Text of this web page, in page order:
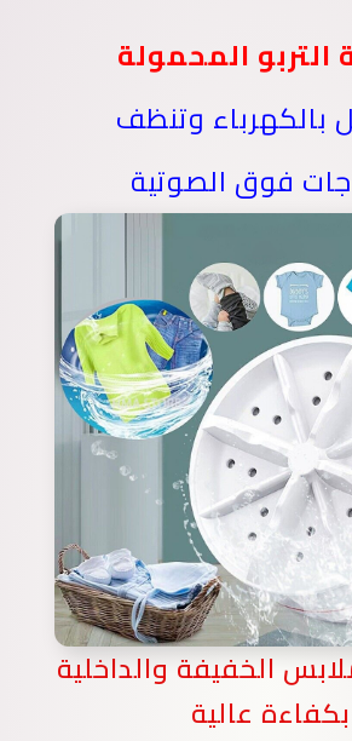
التربو المحمولة
بالكهرباء وتنظف
فوق الصوتية
الخفيفة والداخلية
بكفاءة عالية